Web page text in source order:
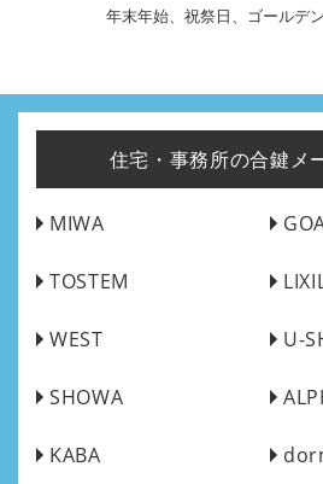
年末年始、祝祭日、ゴールデ
住宅・事務所の合鍵メ
MIWA
TOSTEM
WEST U-
SHOWA
KABA